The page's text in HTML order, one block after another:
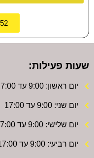
שעות פעילות:
יום ראשון: 9:00 עד 17:00
יום שני: 9:00 עד 17:00
יום שלישי: 9:00 עד 17:00
יום רביעי: 9:00 עד 17:00